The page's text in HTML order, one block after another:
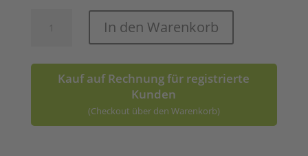
Menge
In den Warenkorb
Kauf auf Rechnung für registrierte
Kunden
(Checkout über den Warenkorb)